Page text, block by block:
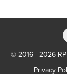
© 2016 - 2026
Privacy